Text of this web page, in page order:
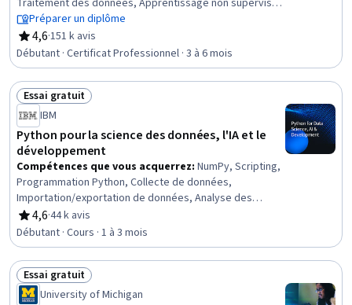
Traitement des données, Apprentissage non supervisé,
IA générative, Récupération de données sur le Web,
Tracé (graphique), Visualisation des données, Jupyter,
Importation/exportation de données, SQL, Création de
tableaux de bord, Réseautage professionnel, Tableau
de bord, Maîtrise des données, Évaluation du modèle,
Récit de données, Analyse exploratoire des données,
Nettoyage des données, Plotly
Préparer un diplôme
4,6
évaluation, 4,6 sur 5 étoiles
·151 k avis
Débutant · Certificat Professionnel · 3 à 6 mois
Statut : Essai gratuit
Essai gratuit
IBM
Python pour la science des données, l'IA et le
développement
Compétences que vous acquerrez: NumPy, Scripting,
Programmation Python, Collecte de données,
Importation/exportation de données, Analyse des
données
4,6
évaluation, 4,6 sur 5 étoiles
·44 k avis
Débutant · Cours · 1 à 3 mois
Statut : Essai gratuit
Essai gratuit
University of Michigan